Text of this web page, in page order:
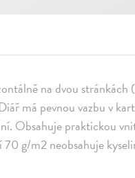
na dvou
má pevnou vazbu v
Obsahuje praktickou
g/m2 neobsahuje